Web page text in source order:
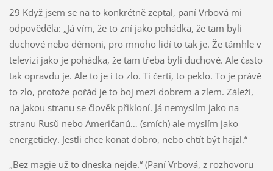
29 Když jsem se na to konkrétně zeptal, paní Vrbová mi
odpověděla: „Já vím, že to zní jako pohádka, že tam byli
duchové nebo démoni, pro mnoho lidí to tak je. Že támhle v
televizi jako je pohádka, že tam třeba byli duchové. Ale často
tak opravdu je. Ale to je i to zlo. Ti čerti, to peklo. To je právě
to zlo, protože pořád je to boj mezi dobrem a zlem. Záleží,
na jakou stranu se člověk přikloní. Já nemyslím jako na
stranu Rusů nebo Američanů… (smích) ale myslím jako
energeticky. Jestli chce konat dobro, nebo chtít být hajzl.“
„Bez magie už to dneska nejde.“ (Paní Vrbová, z rozhovoru